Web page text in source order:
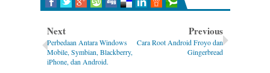
Next
Perbedaan Antara Windows
Mobile, Symbian, Blackberry,
iPhone, dan Android.
Previous
Cara Root Android Froyo dan
Gingerbread